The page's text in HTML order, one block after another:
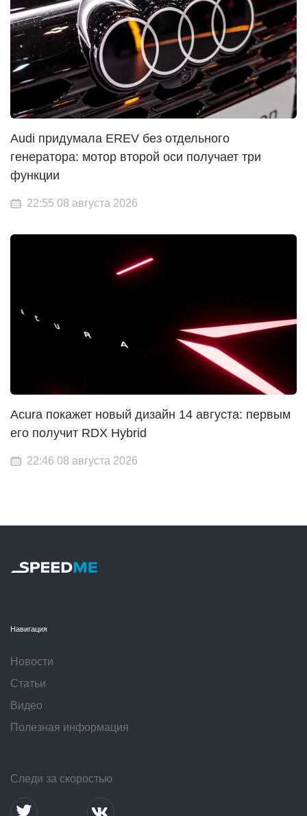
Audi придумала EREV без отдельного
генератора: мотор второй оси получает три
функции
22:55 08 августа 2026
Acura покажет новый дизайн 14 августа: первым
его получит RDX Hybrid
22:46 08 августа 2026
Навигация
Новости
Статьи
Видео
Полезная информация
Следи за скоростью